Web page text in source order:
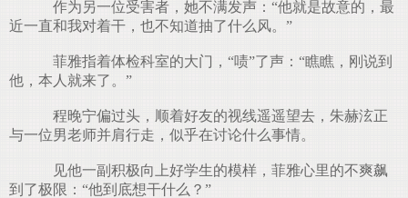
作为另一位受害者，她不满发声：“他就是故意的，最
近一直和我对着干，也不知道抽了什么风。”
菲雅指着体检科室的大门，“啧”了声：“瞧瞧，刚说到
他，本人就来了。”
程晚宁偏过头，顺着好友的视线遥遥望去，朱赫泫正
与一位男老师并肩行走，似乎在讨论什么事情。
见他一副积极向上好学生的模样，菲雅心里的不爽飙
到了极限：“他到底想干什么？”